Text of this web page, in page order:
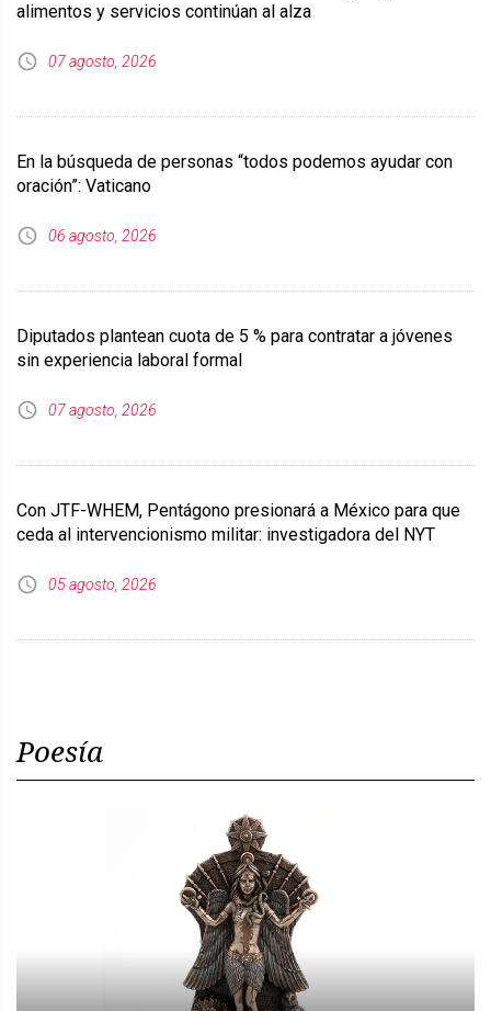
alimentos y servicios continúan al alza
07 agosto, 2026
En la búsqueda de personas “todos podemos ayudar con
oración”: Vaticano
06 agosto, 2026
Diputados plantean cuota de 5 % para contratar a jóvenes
sin experiencia laboral formal
07 agosto, 2026
Con JTF-WHEM, Pentágono presionará a México para que
ceda al intervencionismo militar: investigadora del NYT
05 agosto, 2026
Poesía